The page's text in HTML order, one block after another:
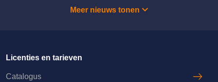
Meer nieuws tonen
Licenties en tarieven
Catalogus